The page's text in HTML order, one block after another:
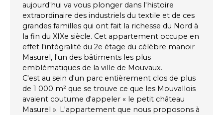
aujourd'hui va vous plonger dans l'histoire
extraordinaire des industriels du textile et de ces
grandes familles qui ont fait la richesse du Nord à
la fin du XIXe siècle. Cet appartement occupe en
effet l'intégralité du 2e étage du célèbre manoir
Masurel, l'un des bâtiments les plus
emblématiques de la ville de Mouvaux.
C'est au sein d'un parc entièrement clos de plus
de 1 000 m² que se trouve ce que les Mouvallois
avaient coutume d'appeler « le petit château
Masurel ». L'appartement que nous proposons à